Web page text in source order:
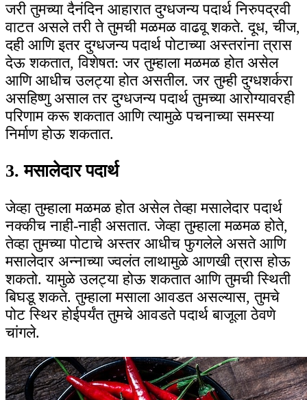
जरी तुमच्या दैनंदिन आहारात दुग्धजन्य पदार्थ निरुपद्रवी
वाटत असले तरी ते तुमची मळमळ वाढवू शकते. दूध, चीज,
दही आणि इतर दुग्धजन्य पदार्थ पोटाच्या अस्तरांना त्रास
देऊ शकतात, विशेषत: जर तुम्हाला मळमळ होत असेल
आणि आधीच उलट्या होत असतील. जर तुम्ही दुग्धशर्करा
असहिष्णु असाल तर दुग्धजन्य पदार्थ तुमच्या आरोग्यावरही
परिणाम करू शकतात आणि त्यामुळे पचनाच्या समस्या
निर्माण होऊ शकतात.
3. मसालेदार पदार्थ
जेव्हा तुम्हाला मळमळ होत असेल तेव्हा मसालेदार पदार्थ
नक्कीच नाही-नाही असतात. जेव्हा तुम्हाला मळमळ होते,
तेव्हा तुमच्या पोटाचे अस्तर आधीच फुगलेले असते आणि
मसालेदार अन्नाच्या ज्वलंत लाथामुळे आणखी त्रास होऊ
शकतो. यामुळे उलट्या होऊ शकतात आणि तुमची स्थिती
बिघडू शकते. तुम्हाला मसाला आवडत असल्यास, तुमचे
पोट स्थिर होईपर्यंत तुमचे आवडते पदार्थ बाजूला ठेवणे
चांगले.